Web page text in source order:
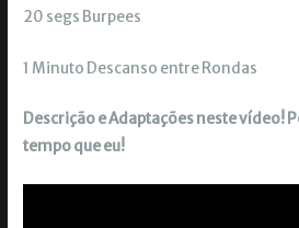
20 segs Burpees
1 Minuto Descanso entre Rondas
Descrição e Adaptações neste vídeo!
tempo que eu!